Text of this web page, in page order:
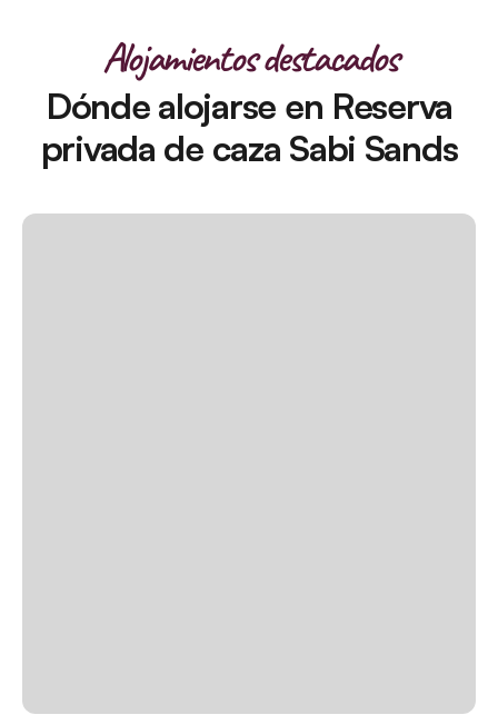
Alojamientos destacados
Dónde alojarse en Reserva
privada de caza Sabi Sands